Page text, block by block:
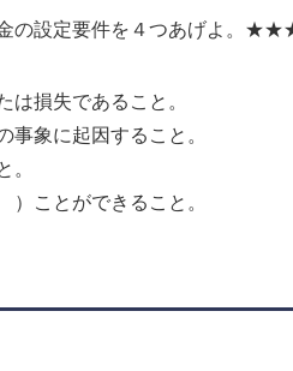
の設定要件を４つあげよ。
損失であること。
象に起因すること。
ことができること。